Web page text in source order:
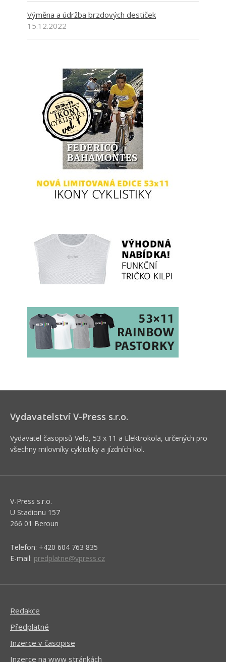
Výměna a údržba brzdových destiček
15.12.2022
Vydavatelství V-Press s.r.o.
Vydavatel časopisů Velo, 53 x 11 a Elektrokola, určených pro
všechny milovníky cyklistiky a jízdních kol.
V-Press s.r.o.
U Stadionu 157
266 01 Beroun
Telefon: +420 604 763 835
E-mail: predplatne@vpress.cz
Redakce
Předplatné
Inzerce v časopise
Inzerce na www stránkách